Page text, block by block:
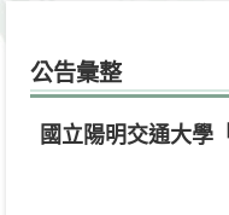
公告彙整
國立陽明交通大學